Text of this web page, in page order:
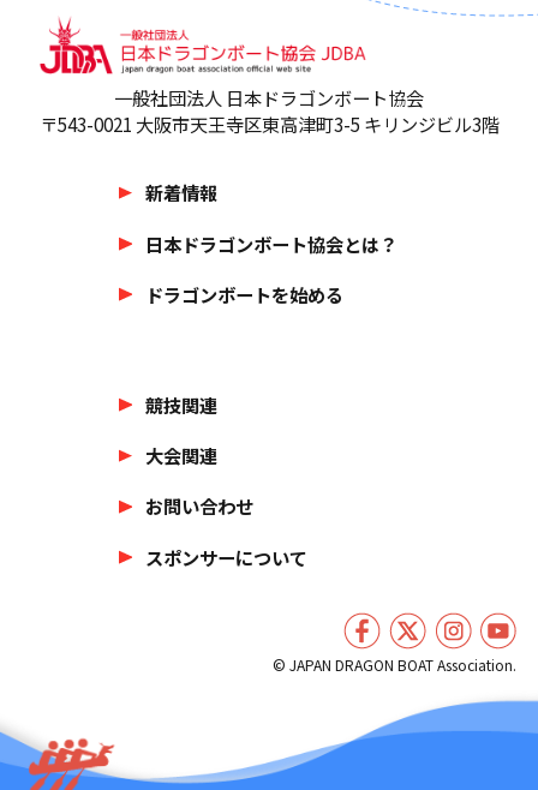
一般社団法人 日本ドラゴンボート協会
〒543-0021 大阪市天王寺区東高津町3-5 キリンジビル3階
新着情報
日本ドラゴンボート協会とは？
ドラゴンボートを始める
競技関連
大会関連
お問い合わせ
スポンサーについて
© JAPAN DRAGON BOAT Association.